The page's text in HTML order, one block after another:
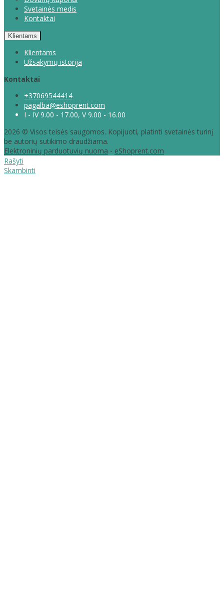
Svetainės medis
Kontaktai
Klientams
Klientams
Užsakymų istorija
Kontaktai
+37069544414
pagalba@eshoprent.com
I - IV 9.00 - 17.00, V 9.00 - 16.00
2026 © Visos teisės saugomos. Kopijuoti, platinti svetainės turinį
be autorių sutikimo draudžiama.
Elektroninių parduotuvių nuoma - eShoprent.com
Rašyti
Skambinti